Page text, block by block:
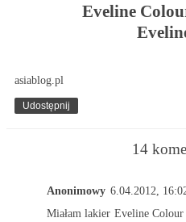
Eveline
asiablog.pl
Udostępnij
14
Anonimowy 6.04.2012,
Miałam lakier Eveline